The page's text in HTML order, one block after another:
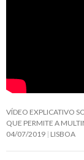
VÍDEO EXPLICATIVO
QUE PERMITE A
04/07/2019 LISBOA